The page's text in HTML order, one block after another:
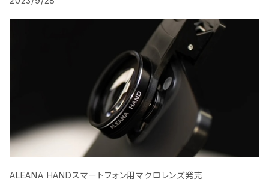
ALEANA HANDスマートフォン用マクロレンズ発売